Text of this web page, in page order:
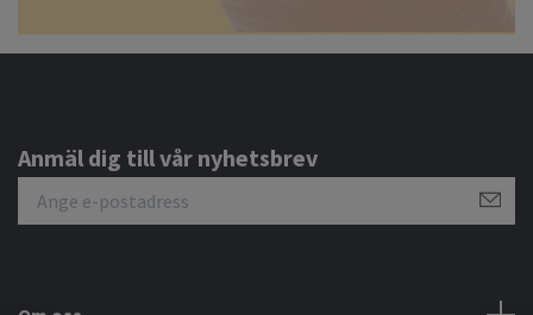
Anmäl dig till vår nyhetsbrev